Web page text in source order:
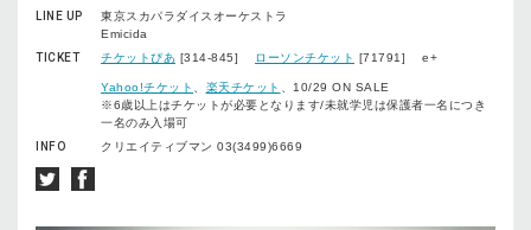
LINE UP
東京スカパラダイスオーケストラ
Emicida
TICKET
チケットぴあ [314-845] ローソンチケット [71791] e+
Yahoo!チケット 楽天チケット
、10/29 ON SALE
※6歳以上はチケットが必要となります/未就学児は保護者一名につき
一名のみ入場可
INFO
クリエイティブマン 03(3499)6669